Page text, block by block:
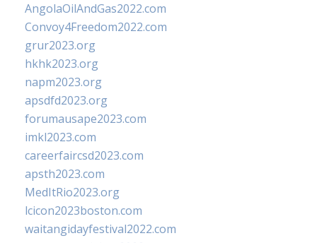
AngolaOilAndGas2022.com
Convoy4Freedom2022.com
grur2023.org
hkhk2023.org
napm2023.org
apsdfd2023.org
forumausape2023.com
imkl2023.com
careerfaircsd2023.com
apsth2023.com
MedItRio2023.org
lcicon2023boston.com
waitangidayfestival2022.com